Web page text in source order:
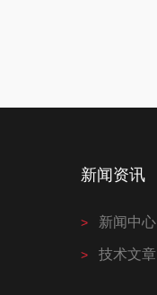
新闻资讯
新闻中心
技术文章